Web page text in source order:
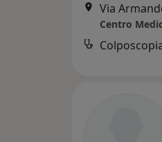
Via
Centro